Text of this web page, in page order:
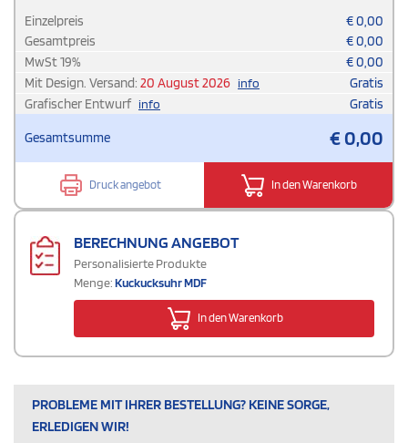
Einzelpreis €0,00
Gesamtpreis
€0,00
MwSt19% €0,00
Mit Design. Versand: 20 August 2026 info
Gratis
Grafischer Entwurf info Gratis
Gesamtsumme €0,00
Druck angebot In den Warenkorb
BERECHNUNG ANGEBOT
Personalisierte Produkte
Menge:Kuckucksuhr MDF
In den Warenkorb
PROBLEME MIT IHRER BESTELLUNG? KEINE SORGE,
ERLEDIGEN WIR!